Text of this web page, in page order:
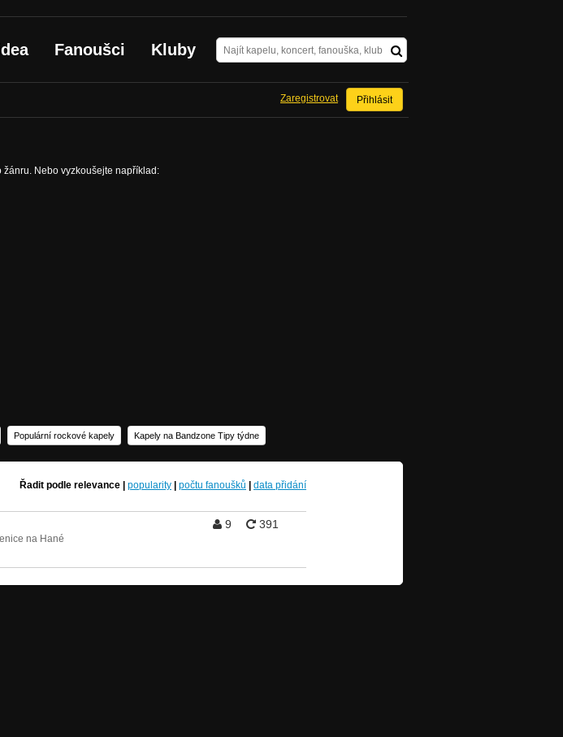
Fanoušci Kluby
Přihlásit
Zaregistrovat
Nebo vyzkoušejte například:
Populární rockové kapely Kapely na Bandzone Tipy týdne
Řadit podle relevance popularity počtu fanoušků data přidání
na Hané
9 391